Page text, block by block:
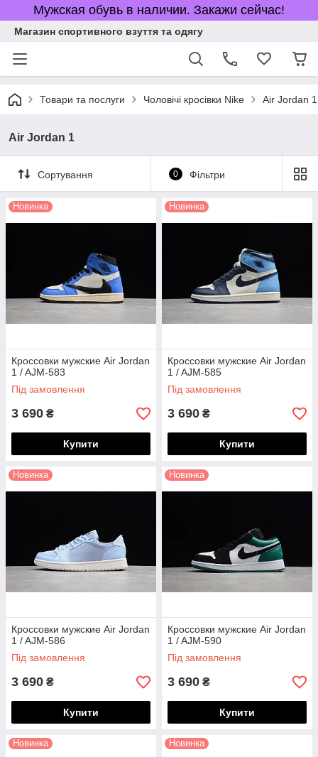
Мужская обувь в наличии. Закажи сейчас!
Магазин спортивного взуття та одягу
Товари та послуги Чоловічі кросівки Nike Air Jordan 1
Air Jordan 1
Сортування 0 Фільтри
Новинка
Кроссовки мужские Air Jordan
1 / AJM-583
Під замовлення
3 690 ₴
Купити
Новинка
Кроссовки мужские Air Jordan
1 / AJM-585
Під замовлення
3 690 ₴
Купити
Новинка
Кроссовки мужские Air Jordan
1 / AJM-586
Під замовлення
3 690 ₴
Купити
Новинка
Кроссовки мужские Air Jordan
1 / AJM-590
Під замовлення
3 690 ₴
Купити
Новинка Новинка